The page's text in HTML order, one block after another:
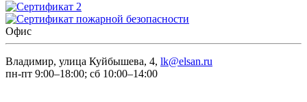
Офис
Владимир, улица Куйбышева, 4, lk@elsan.ru
пн-пт 9:00–18:00; сб 10:00–14:00